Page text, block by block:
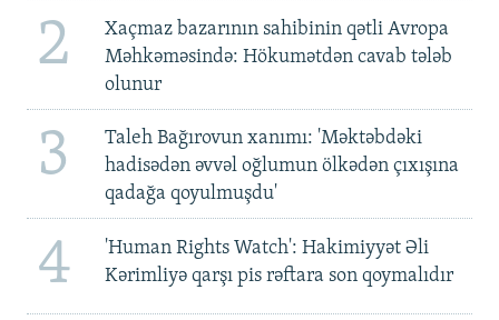
2
Xaçmaz bazarının sahibinin qətli Avropa
Məhkəməsində: Hökumətdən cavab tələb
olunur
3
Taleh Bağırovun xanımı: 'Məktəbdəki
hadisədən əvvəl oğlumun ölkədən çıxışına
qadağa qoyulmuşdu'
4
'Human Rights Watch': Hakimiyyət Əli
Kərimliyə qarşı pis rəftara son qoymalıdır